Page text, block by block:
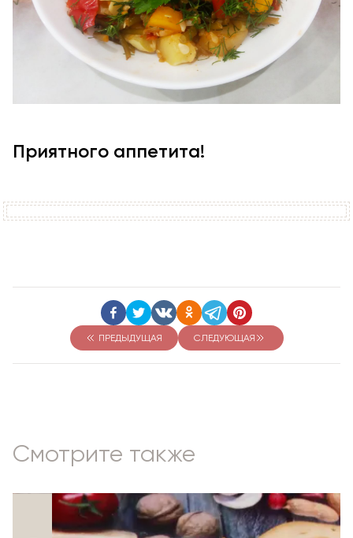
Приятного аппетита!
ПРЕДЫДУЩАЯ СЛЕДУЮЩАЯ
Смотрите также